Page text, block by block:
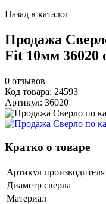
Назад в каталог
Продажа
Fit 10мм 36020
0 отзывов
Код товара: 24593
Артикул: 36020
Кратко о товаре
Артикул производителя
Диаметр сверла
Материал